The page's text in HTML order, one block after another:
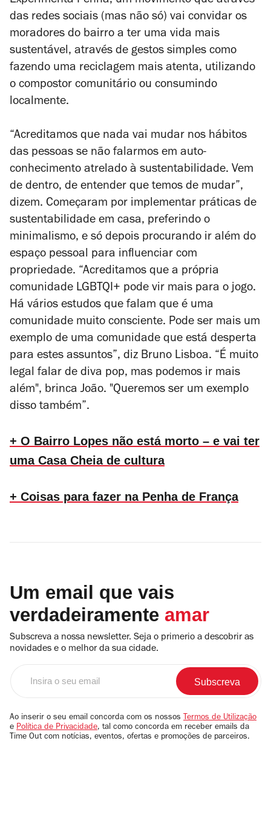
das redes sociais (mas não só) vai convidar os
moradores do bairro a ter uma vida mais
sustentável, através de gestos simples como
fazendo uma reciclagem mais atenta, utilizando
o compostor comunitário ou consumindo
localmente.
Acreditamos que nada vai mudar nos hábitos
das pessoas se não falarmos em auto-
conhecimento atrelado à sustentabilidade. Vem
de dentro, de entender que temos de mudar” ,
dizem. Começaram por implementar práticas de
sustentabilidade em casa, preferindo o
minimalismo, e só depois procurando ir além do
espaço pessoal para influenciar com
propriedade.
Acreditamos que a própria
comunidade LGBTQI+ pode vir mais para o jogo.
Há vários estudos que falam que é uma
comunidade muito consciente. Pode ser mais um
exemplo de uma comunidade que está desperta
para estes assuntos” , diz Bruno Lisboa.
É muito
legal falar de diva pop, mas podemos ir mais
além", brinca João. "Queremos ser um exemplo
disso também” .
+ O Bairro Lopes não está morto – e vai ter
uma Casa Cheia de cultura
+ Coisas para fazer na Penha de França
Um email que vais
verdadeiramente amar
Subscreva a nossa newsletter. Seja o primerio a descobrir as
novidades e o melhor da sua cidade.
email
Ao inserir o seu email concorda com os nossos Termos de Utilização
e Política de Privacidade, tal como concorda em receber emails da
Time Out com notícias, eventos, ofertas e promoções de parceiros.